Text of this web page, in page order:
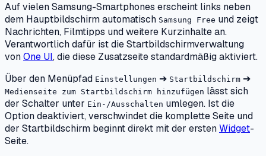
Auf vielen Samsung-Smartphones erscheint links neben
dem Hauptbildschirm automatisch Samsung Free und zeigt
Nachrichten, Filmtipps und weitere Kurzinhalte an.
Verantwortlich dafür ist die Startbildschirmverwaltung
vonOne UI, die diese Zusatzseite standardmäßig aktiviert.
Über den Menüpfad Einstellungen ➔ Startbildschirm ➔
Medienseite zum Startbildschirm hinzufügen lässt sich
der Schalter unter Ein-/Ausschalten umlegen. Ist die
Option deaktiviert, verschwindet die komplette Seite und
der Startbildschirm beginnt direkt mit der erstenWidget-
Seite.